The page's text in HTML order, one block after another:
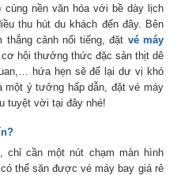
nền văn hóa với bề dày lịch
thu hút du khách đến đây. Bên
thắng cảnh nổi tiếng, đặt vé máy
hội thưởng thức đặc sản thịt dê
hứa hẹn sẽ để lại dư vị khó
một ý tưởng hấp dẫn, đặt vé máy
tuyệt vời tại đây nhé!
chỉ cần một nút chạm màn hình
thể săn được vé máy bay giá rẻ